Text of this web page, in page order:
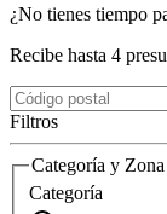
¿No tienes tiempo
Recibe hasta 4
Filtros
Categoría y Zona
Categoría